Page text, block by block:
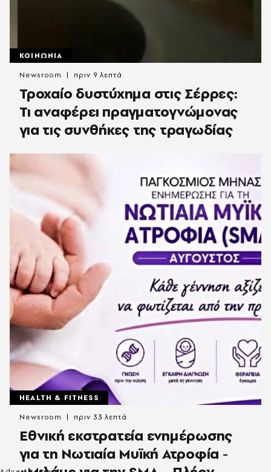
ΚΟΙΝΩΝΙΑ
Τροχαίο δυστύχημα στις Σέρρες:
Τι αναφέρει πραγματογνώμονας
για τις συνθήκες της τραγωδίας
Newsroom πριν 9 λεπτά
HEALTH & FITNESS
Εθνική εκστρατεία ενημέρωσης
για τη Νωτιαία Μυϊκή Ατροφία -
Newsroom πριν 33 λεπτά